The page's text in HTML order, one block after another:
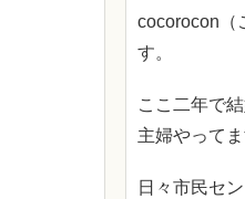
cocorocon（
す。
ここ二年で
主婦やってま
日々市民セ